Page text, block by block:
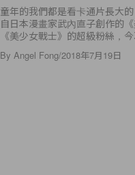
童年的我們都是看卡通片長大
自日本漫畫家武內直子創作的
《美少女戰士》的超級粉絲，
By Angel Fong/2018年7月19日